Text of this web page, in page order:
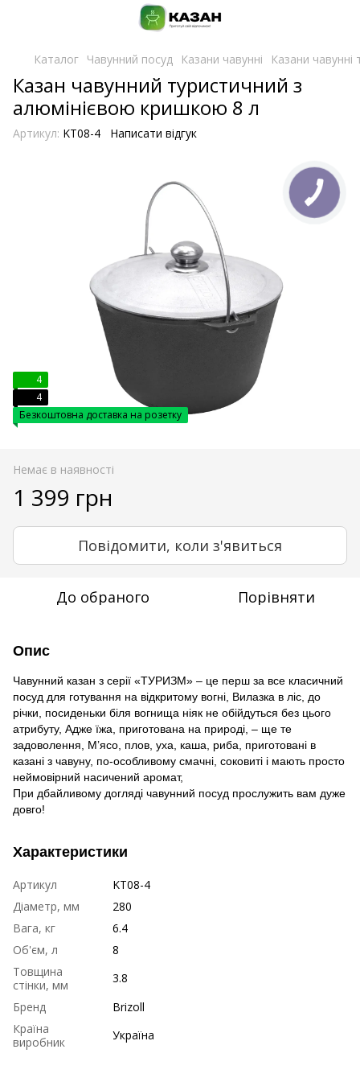
Каталог Чавунний посуд Казани чавунні Казани чавунні
Казан чавунний туристичний з
алюмінієвою кришкою 8 л
Артикул: KT08-4 Написати відгук
4
4
Безкоштовна доставка на розетку
Немає в наявності
1 399 грн
Повідомити, коли з'явиться
До обраного Порівняти
Опис
Чавунний казан з серії «ТУРИЗМ» – це перш за все класичний
посуд для готування на відкритому вогні, Вилазка в ліс, до
річки, посиденьки біля вогнища ніяк не обійдуться без цього
атрибуту, Адже їжа, приготована на природі, – ще те
задоволення, М’ясо, плов, уха, каша, риба, приготовані в
казані з чавуну, по-особливому смачні, соковиті і мають просто
неймовірний насичений аромат,
При дбайливому догляді чавунний посуд прослужить вам дуже
довго!
Характеристики
Артикул
KT08-4
Діаметр, мм
280
Вага, кг
6.4
Об'єм, л
8
Товщина
стінки, мм
3.8
Бренд
Brizoll
Країна
виробник
Україна